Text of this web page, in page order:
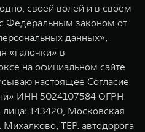
TANK 400
За пределы возможного
от 5 599 000 ₽
своей волей и в своем
Федеральным законом от
данных»,
«галочки» в
на официальном сайте
настоящее Согласие
ИНН 5024107584 ОГРН
143420, Московская
Михалково, ТЕР. автодорога